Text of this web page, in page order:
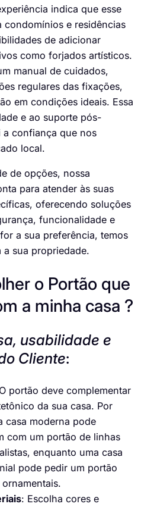
indica que esse
condomínios e residências
de adicionar
como forjados artísticos.
manual de cuidados,
regulares das fixações,
em condições ideais. Essa
e ao suporte pós-
a confiança que nos
local.
de opções, nossa
para atender às suas
oferecendo soluções
funcionalidade e
a sua preferência, temos
sua propriedade.
o Portão que
a minha casa ?
usabilidade e
Cliente:
portão deve complementar
da sua casa. Por
casa moderna pode
com um portão de linhas
enquanto uma casa
pode pedir um portão
: Escolha cores e